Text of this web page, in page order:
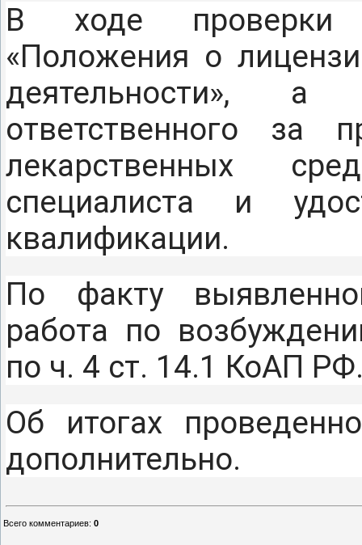
В ходе проверки
«Положения о
деятельности»,
ответственного за
лекарственных
специалиста и
квалификации.
По факту
работа по
по ч. 4 ст. 14.1 КоАП
Об итогах
дополнительно.
Всего комментариев: 0